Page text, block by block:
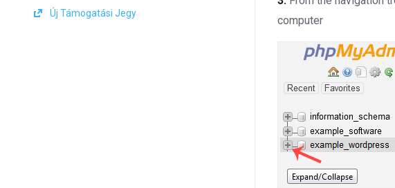
Új Támogatási Jegy
computer